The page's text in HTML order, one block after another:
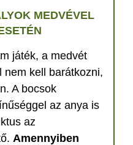
MEDVÉVEL
játék, a medvét
nem kell barátkozni,
A bocsok
az anya is
az
Amennyiben